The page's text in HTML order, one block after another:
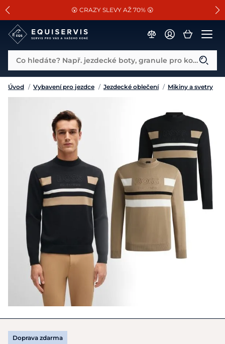
SLEVA 13% na vše od Cassini!
😮 CRAZY SLEVY AŽ 70% 😮
📐Pasování a doplňky k vybraným sedlům ZDARMA 🐴
Co hledáte? Např. jezdecké boty, granule pro koně...
Úvod / Vybavení pro jezdce / Jezdecké oblečení / Mikiny a svetry
Doprava zdarma